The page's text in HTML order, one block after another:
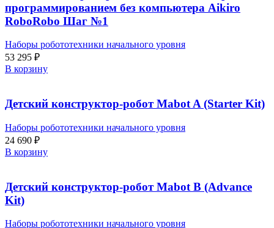
программированием без компьютера Aikiro
RoboRobo Шаг №1
Наборы робототехники начального уровня
53 295 ₽
В корзину
Детский конструктор-робот Mabot A (Starter Kit)
Наборы робототехники начального уровня
24 690 ₽
В корзину
Детский конструктор-робот Mabot B (Advance
Kit)
Наборы робототехники начального уровня